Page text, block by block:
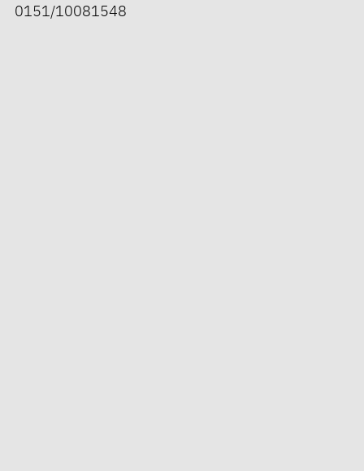
0151/10081548